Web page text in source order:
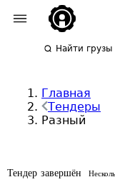
Найти грузы
Главная
Тендеры
Разный
Тендер завершён